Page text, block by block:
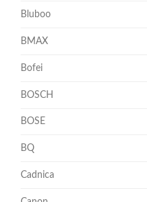
Bluboo
BMAX
Bofei
BOSCH
BOSE
BQ
Cadnica